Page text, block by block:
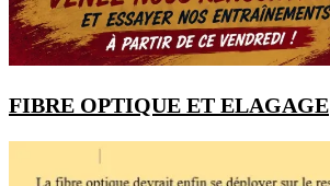
FIBRE OPTIQUE ET ELAGAGE